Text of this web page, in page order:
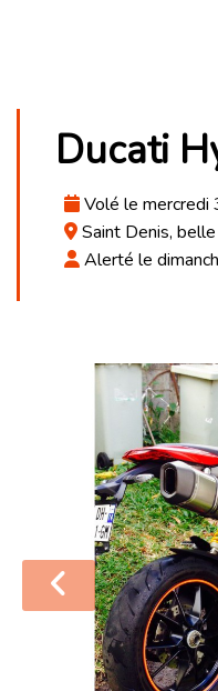
Ducati
Volé le
Saint Denis,
Alerté le